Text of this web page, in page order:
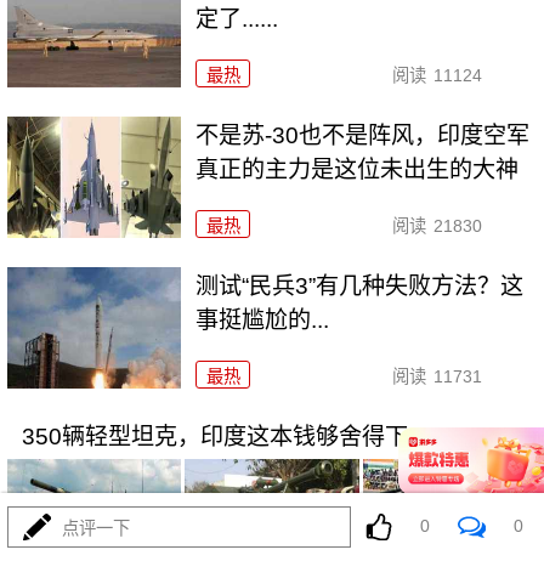
定了......
最热 阅读 11124
不是苏-30也不是阵风，印度空军
真正的主力是这位未出生的大神
最热 阅读 21830
测试“民兵3”有几种失败方法？这
事挺尴尬的...
最热 阅读 11731
350辆轻型坦克，印度这本钱够舍得下
点评一下 0 0